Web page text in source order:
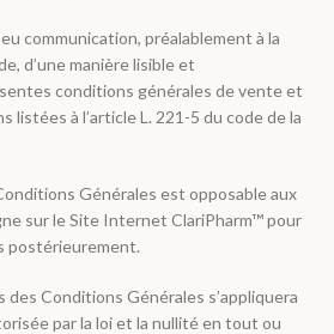
communication, préalablement à la
d’une manière lisible et
conditions générales de vente et
listées à l’article L. 221-5 du code de la
Générales est opposable aux
sur le Site Internet ClariPharm™ pour
postérieurement.
Conditions Générales s’appliquera
par la loi et la nullité en tout ou